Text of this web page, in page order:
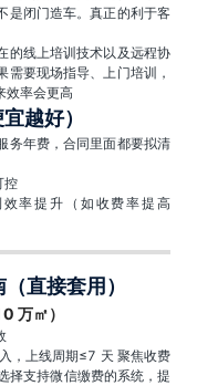
是闭门造车。真正的利于客
的线上培训技术以及远程协
要现场指导、上门培训，
效率会更高
越好）
务年费，合同里面都要拟清
控
率提升（如收费率提高
直接套用）
万㎡）
，上线周期≤7 天 聚焦收费
择支持微信缴费的系统，提